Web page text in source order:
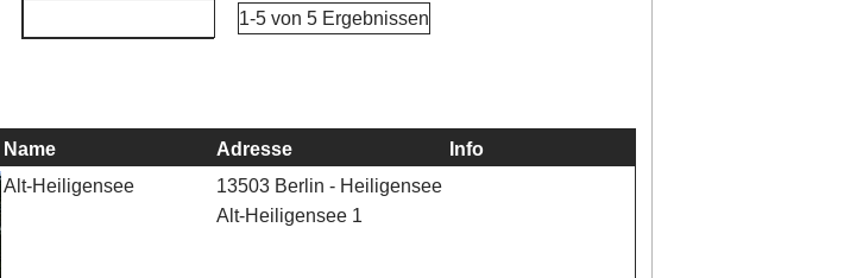
1-5 von 5 Ergebnissen
Name Adresse Info
Alt-Heiligensee
13503 Berlin - Heiligensee
Alt-Heiligensee 1